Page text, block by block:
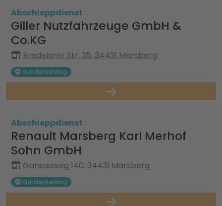
Abschleppdienst
Giller Nutzfahrzeuge GmbH &
Co.KG
Bredelarer Str. 35, 34431 Marsberg
Kundenliebling
Abschleppdienst
Renault Marsberg Karl Merhof
Sohn GmbH
Gansauweg 140, 34431 Marsberg
Kundenliebling